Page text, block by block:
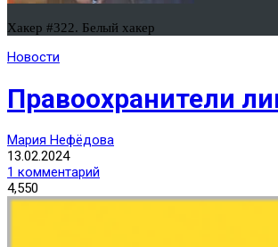
Хакер #322. Белый хакер
Новости
Правоохранители
Мария Нефёдова
13.02.2024
1 комментарий
4,550